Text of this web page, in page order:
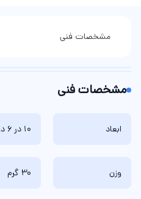
مشخصات فنی
مشخصات فنی
ابعاد 10 در 6 در 1 سانتی‌متر
وزن 30 گرم